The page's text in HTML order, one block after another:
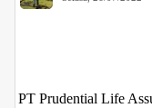
PT Prudential Life